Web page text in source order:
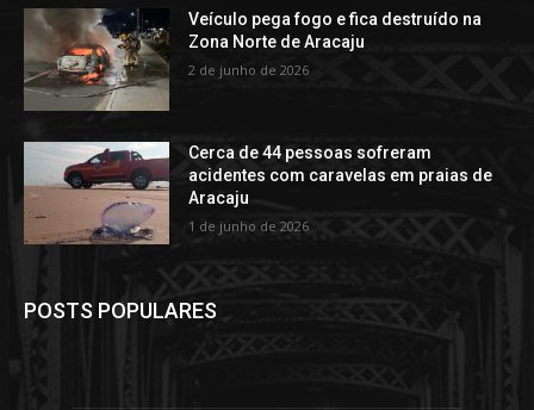
Veículo pega fogo e fica destruído na
Zona Norte de Aracaju
2 de junho de 2026
Cerca de 44 pessoas sofreram
acidentes com caravelas em praias de
Aracaju
1 de junho de 2026
POSTS POPULARES